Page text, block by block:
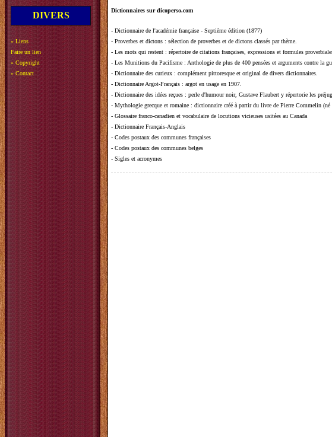
DIVERS
» Liens
Faire un lien
» Copyright
» Contact
Dictionnaires sur dicoperso.com
- Dictionnaire de l'académie française - Septième édition (1877)
- Proverbes et dictons : sélection de proverbes et de dictons classés par thème.
- Les mots qui restent : répertoire de citations françaises, expressions et formules
- Les Munitions du Pacifisme : Anthologie de plus de 400 pensées et arguments contre la
- Dictionnaire des curieux : complément pittoresque et original de divers dictionnaires.
- Dictionnaire Argot-Français : argot en usage en 1907.
- Dictionnaire des idées reçues : perle d'humour noir, Gustave Flaubert y répertorie les
- Mythologie grecque et romaine : dictionnaire créé à partir du livre de Pierre Commelin (né
- Glossaire franco-canadien et vocabulaire de locutions vicieuses usitées au Canada
- Dictionnaire Français-Anglais
- Codes postaux des communes françaises
- Codes postaux des communes belges
- Sigles et acronymes